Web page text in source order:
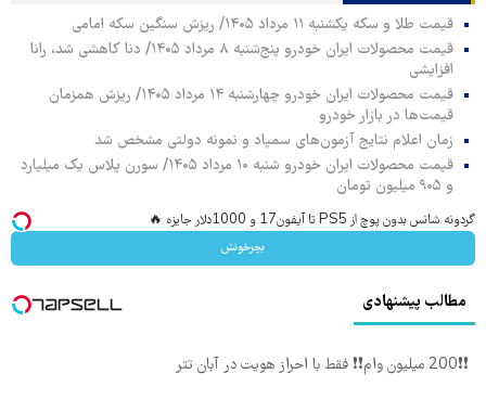
قیمت طلا و سکه یکشنبه ۱۱ مرداد ۱۴۰۵/ ریزش سنگین سکه امامی
قیمت محصولات ایران خودرو پنج‌شنبه ۸ مرداد ۱۴۰۵/ دنا کاهشی شد، رانا
افزایشی
قیمت محصولات ایران خودرو چهارشنبه ۱۴ مرداد ۱۴۰۵/ ریزش همزمان
قیمت‌ها در بازار خودرو
زمان اعلام نتایج آزمون‌های سمپاد و نمونه دولتی مشخص شد
قیمت محصولات ایران خودرو شنبه ۱۰ مرداد ۱۴۰۵/ سورن پلاس یک میلیارد
و ۹۰۵ میلیون تومان
گردونه شانس بدون پوچ از PS5 تا آیفون17 و 1000دلار جایزه 🔥
بچرخونش
مطالب پیشنهادی
❗❗200 میلیون وام❗❗ فقط با احراز هویت در آبان تتر